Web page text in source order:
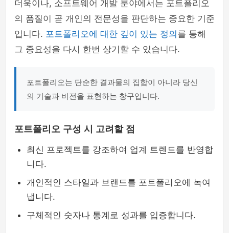
더욱이나, 소프트웨어 개발 분야에서는 포트폴리오
의 품질이 곧 개인의 전문성을 판단하는 중요한 기준
입니다. 포트폴리오에 대한 깊이 있는 정의 를 통해
그 중요성을 다시 한번 상기할 수 있습니다.
포트폴리오는 단순한 결과물의 집합이 아니라 당신
의 기술과 비전을 표현하는 창구입니다.
포트폴리오 구성 시 고려할 점
최신 프로젝트를 강조하여 업계 트렌드를 반영합
니다.
개인적인 스타일과 브랜드를 포트폴리오에 녹여
냅니다.
구체적인 숫자나 통계로 성과를 입증합니다.